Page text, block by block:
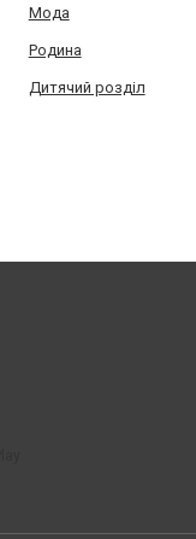
Мода
Родина
Дитячий розділ